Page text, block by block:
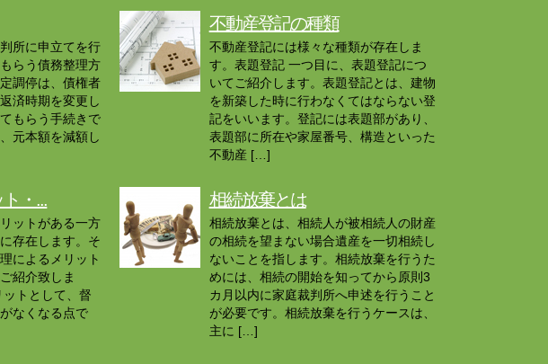
所に申立てを行
らう債務整理方
調停は、債権者
済時期を変更し
もらう手続きで
元本額を減額し
不動産登記の種類
不動産登記には様々な種類が存在しま
す。表題登記 一つ目に、表題登記につ
いてご紹介します。表題登記とは、建物
を新築した時に行わなくてはならない登
記をいいます。登記には表題部があり、
表題部に所在や家屋番号、構造といった
不動産 […]
・...
ットがある一方
存在します。そ
によるメリット
紹介致しま
トとして、督
なくなる点で
相続放棄とは
相続放棄とは、相続人が被相続人の財産
の相続を望まない場合遺産を一切相続し
ないことを指します。相続放棄を行うた
めには、相続の開始を知ってから原則3
カ月以内に家庭裁判所へ申述を行うこと
が必要です。相続放棄を行うケースは、
主に […]